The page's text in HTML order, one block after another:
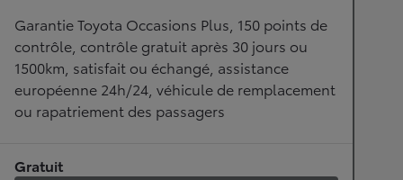
Garantie Toyota Occasions Plus, 150 points de
contrôle, contrôle gratuit après 30 jours ou
1500km, satisfait ou échangé, assistance
européenne 24h/24, véhicule de remplacement
ou rapatriement des passagers
Gratuit